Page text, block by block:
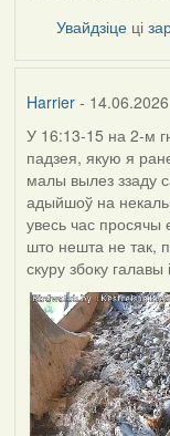
Увайдзіце ці
Harrier-
У 16:13-15 на 2-м
падзея, якую я
малы вылез ззаду
адыйшоў на
увесь час просячы
што нешта не так,
скуру збоку